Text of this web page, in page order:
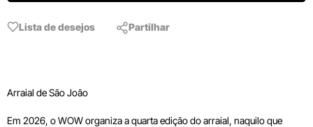
Lista de desejos Partilhar
Arraial de São João
Em 2026, o WOW organiza a quarta edição do arraial, naquilo que